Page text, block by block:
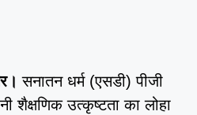
सनातन धर्म (एसडी) पीजी
शैक्षणिक उत्कृष्टता का लोहा